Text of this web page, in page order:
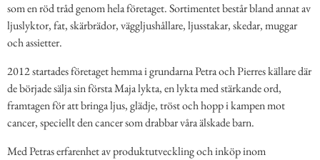
som en röd tråd genom hela företaget. Sortimentet består bland annat av
ljuslyktor, fat, skärbrädor, väggljushållare, ljusstakar, skedar, muggar
och assietter.
2012 startades företaget hemma i grundarna Petra och Pierres källare där
de började sälja sin första Maja lykta, en lykta med stärkande ord,
framtagen för att bringa ljus, glädje, tröst och hopp i kampen mot
cancer, speciellt den cancer som drabbar våra älskade barn.
Med Petras erfarenhet av produktutveckling och inköp inom